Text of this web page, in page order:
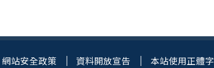
網站安全政策 資料開放宣告 本站使用正體字